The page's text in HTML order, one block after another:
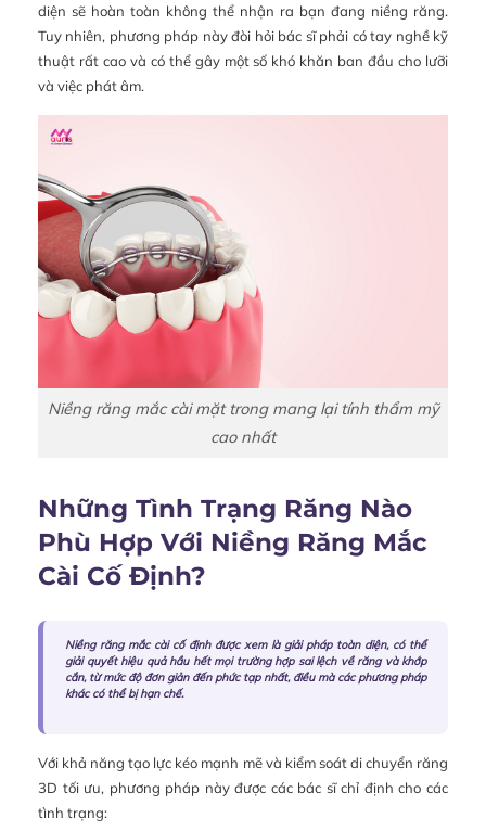
diện sẽ hoàn toàn không thể nhận ra bạn đang niềng răng.
Tuy nhiên, phương pháp này đòi hỏi bác sĩ phải có tay nghề kỹ
thuật rất cao và có thể gây một số khó khăn ban đầu cho lưỡi
và việc phát âm.
Niềng răng mắc cài mặt trong mang lại tính thẩm mỹ
cao nhất
Những Tình Trạng Răng Nào
Phù Hợp Với Niềng Răng Mắc
Cài Cố Định?
Niềng răng mắc cài cố định được xem là giải pháp toàn diện, có thể
giải quyết hiệu quả hầu hết mọi trường hợp sai lệch về răng và khớp
cắn, từ mức độ đơn giản đến phức tạp nhất, điều mà các phương pháp
khác có thể bị hạn chế.
Với khả năng tạo lực kéo mạnh mẽ và kiểm soát di chuyển răng
3D tối ưu, phương pháp này được các bác sĩ chỉ định cho các
tình trạng: